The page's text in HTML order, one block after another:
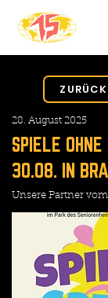
28. August 2025
SPIELE
30.08. IN
Unsere Partner